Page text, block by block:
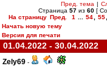
Пред. тема |
Страница 57 из 60 [
На страницу Пред. 1 54 55
Начать новую тему
Версия для печати
01.04.2022 - 30.04.2022
Zely69 -